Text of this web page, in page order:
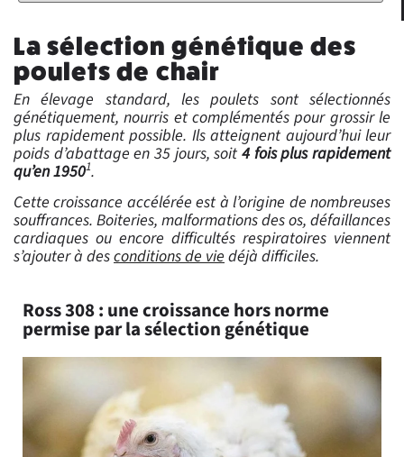
La sélection génétique des
poulets de chair
En élevage standard, les poulets sont sélectionnés
génétiquement, nourris et complémentés pour grossir le
plus rapidement possible. Ils atteignent aujourd’hui leur
poids d’abattage en 35 jours, soit 4 fois plus rapidement
qu’en 19501.
Cette croissance accélérée est à l’origine de nombreuses
souffrances. Boiteries, malformations des os, défaillances
cardiaques ou encore difficultés respiratoires viennent
s’ajouter à desconditions de viedéjà difficiles.
Ross 308 : une croissance hors norme
permise par la sélection génétique